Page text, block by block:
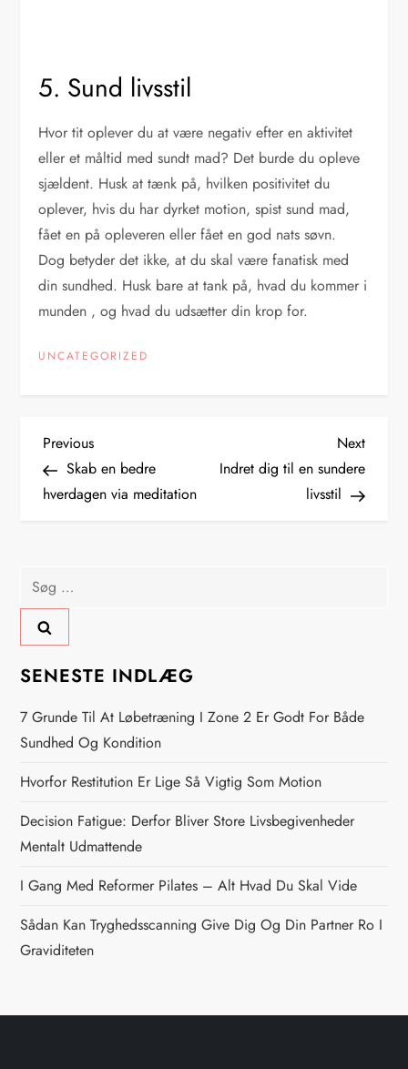
5. Sund livsstil
Hvor tit oplever du at være negativ efter en aktivitet
eller et måltid med sundt mad? Det burde du opleve
sjældent. Husk at tænk på, hvilken positivitet du
oplever, hvis du har dyrket motion, spist sund mad,
fået en på opleveren eller fået en god nats søvn.
Dog betyder det ikke, at du skal være fanatisk med
din sundhed. Husk bare at tank på, hvad du kommer i
munden , og hvad du udsætter din krop for.
UNCATEGORIZED
I
n
l
æ
g
s
n
a
v
i
g
a
t
Previous
Post
Previous
Skab en bedre
hverdagen via meditation
Next
Post
Next
Indret dig til en sundere
livsstil
Søg
efter:
SENESTE INDLÆG
7 Grunde Til At Løbetræning I Zone 2 Er Godt For Både
Sundhed Og Kondition
Hvorfor Restitution Er Lige Så Vigtig Som Motion
Decision Fatigue: Derfor Bliver Store Livsbegivenheder
Mentalt Udmattende
I Gang Med Reformer Pilates – Alt Hvad Du Skal Vide
Sådan Kan Tryghedsscanning Give Dig Og Din Partner Ro I
Graviditeten